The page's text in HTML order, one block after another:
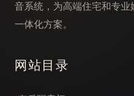
音系统，为高端住宅和专
一体化方案。
网站目录